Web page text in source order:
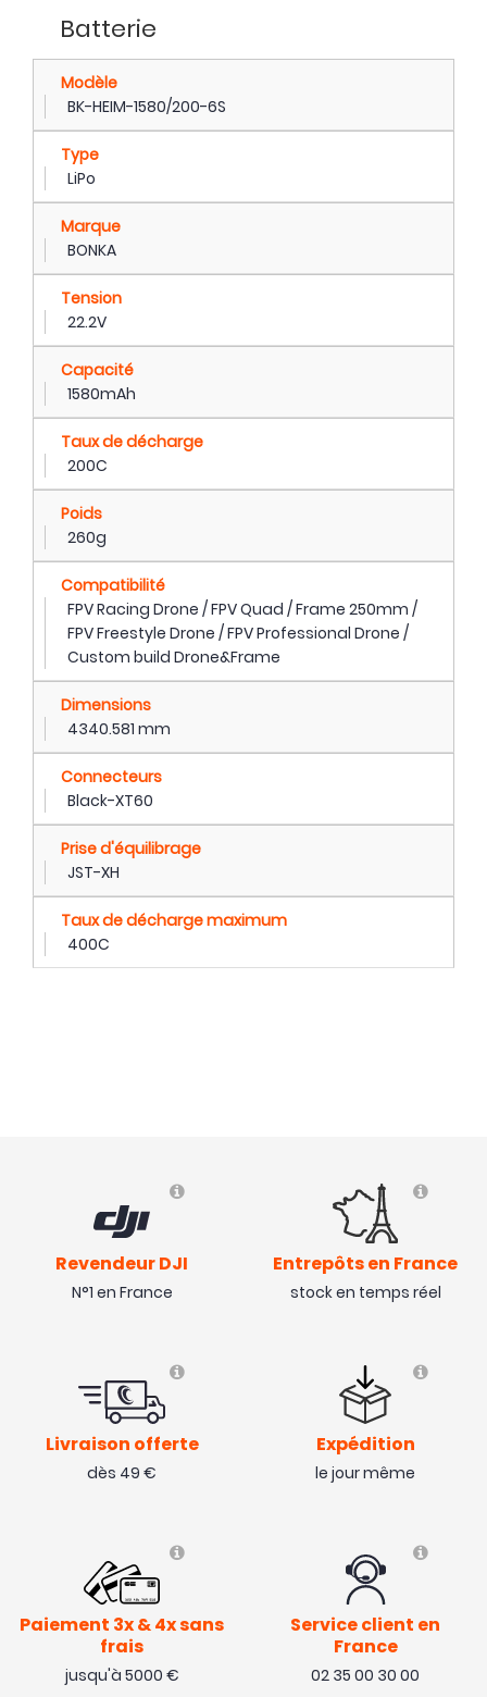
Batterie
Modèle
BK-HEIM-1580/200-6S
Type
LiPo
Marque
BONKA
Tension
22.2V
Capacité
1580mAh
Taux de décharge
200C
Poids
260g
Compatibilité
FPV Racing Drone / FPV Quad / Frame 250mm /
FPV Freestyle Drone / FPV Professional Drone /
Custom build Drone&Frame
Dimensions
4340.581 mm
Connecteurs
Black-XT60
Prise d'équilibrage
JST-XH
Taux de décharge maximum
400C
Revendeur DJI
N°1 en France
Entrepôts en France
stock en temps réel
Livraison offerte
dès 49 €
Expédition
le jour même
Paiement 3x & 4x sans
frais
jusqu'à 5000 €
Service client en
France
02 35 00 30 00